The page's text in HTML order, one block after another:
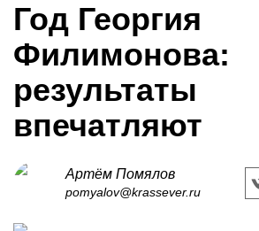
Год Георгия
Филимонова:
результаты
впечатляют
Артём Помялов
pomyalov@krassever.ru